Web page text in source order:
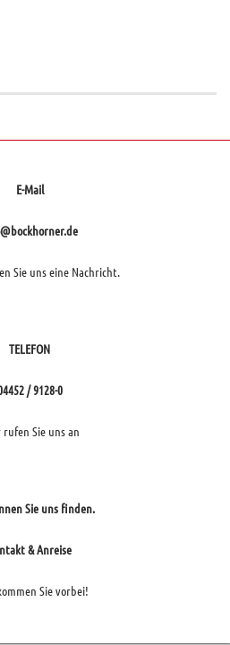
E-Mail
Sie uns eine Nachricht.
TELEFON
/ 9128-0
rufen Sie uns an
Sie uns finden.
& Anreise
Sie vorbei!